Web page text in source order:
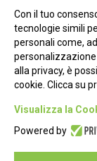
Con il tuo
tecnologie simili
personali come,
alla privacy, è
cookie. Clicca su
Visualizza la
Powered by